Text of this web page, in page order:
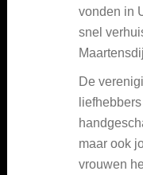
vonden in
snel
De
maar ook
vrouwen